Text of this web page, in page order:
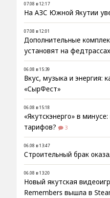
07.08 в 12:17
На АЗС Южной Якутии
07.08 в 12:01
Дополнительные
установят на федтрассах
06.08 в 15:39
Вкус, музыка и энергия:
«СырФест»
06.08 в 15:18
«Якутскэнерго» в
тарифов?
3
06.08 в 13:47
Строительный брак
06.08 в 13:20
Новый якутская
Remembers вышла в